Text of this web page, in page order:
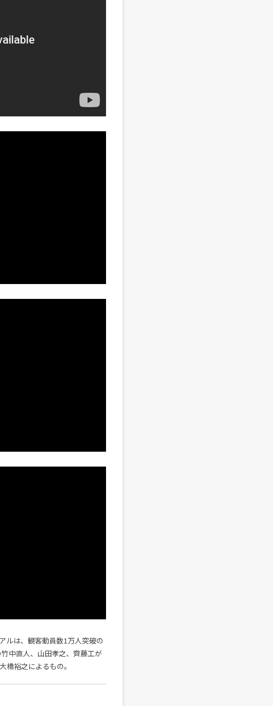
ルは、観客動員数1万人突破の
中直人、山田孝之、齊藤工が
橋裕之によるもの。